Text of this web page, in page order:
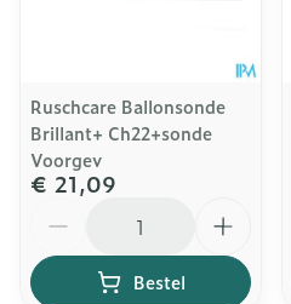
Ruschcare Ballonsonde
Brillant+ Ch22+sonde
Voorgev
€ 21,09
Bestel